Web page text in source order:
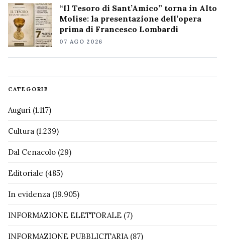
“Il Tesoro di Sant’Amico” torna in Alto
Molise: la presentazione dell’opera
prima di Francesco Lombardi
07 AGO 2026
CATEGORIE
Auguri (1.117)
Cultura (1.239)
Dal Cenacolo (29)
Editoriale (485)
In evidenza (19.905)
INFORMAZIONE ELETTORALE (7)
INFORMAZIONE PUBBLICITARIA(87)